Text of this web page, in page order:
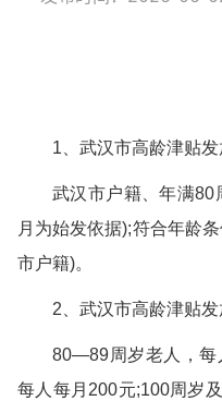
1、武汉市高龄津贴发
武汉市户籍、年满80
月为始发依据);符合年龄
市户籍)。
2、武汉市高龄津贴
80—89周岁老人，每
每人每月200元;100周岁